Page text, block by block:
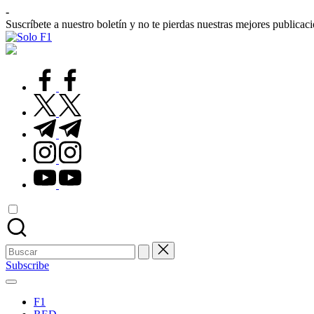
Saltar
al
contenido
-
Suscríbete a nuestro boletín y no te pierdas nuestras mejores
Para
facebook.com
twitter.com
t.me
instagram.com
youtube.com
Buscar:
Subscribe
F1